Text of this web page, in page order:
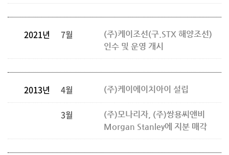
2021년 7월
(주)케이조선(구.STX 해양조선)
인수 및 운영 개시
2013년 4월 (주)케이에이치아이 설립
3월
(주)모나리자, (주)쌍용씨앤비
Morgan Stanley에 지분 매각